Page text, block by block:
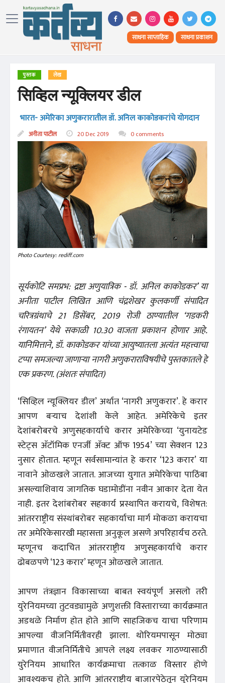
साधना साप्ताहिक साधना प्रकाशन
पुस्तक लेख
सिव्हिल न्यूक्लियर डील
भारत- अमेरिका अणुकरारातील डॉ. अनिल काकोडकरांचे योगदान
अनीता पाटील 20 Dec 2019 0 comments
Photo Courtesy: rediff.com
सूर्यकोटि समप्रभ: द्रष्टा अणुयात्रिक - डॉ. अनिल काकोडकर’ या
अनीता पाटील लिखित आणि चंद्रशेखर कुलकर्णी संपादित
चरित्रग्रंथाचे 21 डिसेंबर, 2019 रोजी ठाण्यातील ‘गडकरी
रंगायतन’ येथे सकाळी 10.30 वाजता प्रकाशन होणार आहे.
यानिमित्ताने, डॉ. काकोडकर यांच्या आयुष्यातला अत्यंत महत्त्वाचा
टप्पा समजल्या जाणाऱ्या नागरी अणुकराराविषयीचे पुस्तकातले हे
एक प्रकरण. (अंशतः संपादित)
‘सिव्हिल न्यूक्लियर डील’ अर्थात ‘नागरी अणुकरार’. हे करार
आपण बऱ्याच देशांशी केले आहेत. अमेरिकेचे इतर
देशांबरोबरचे अणुसहकार्याचे करार अमेरिकेच्या ‘युनायटेड
स्टेट्स अ‍ॅटॉमिक एनर्जी अ‍ॅक्ट ऑफ 1954’ च्या सेक्शन 123
नुसार होतात. म्हणून सर्वसामान्यांत हे करार ‘123 करार’ या
नावाने ओळखले जातात. आजच्या युगात अमेरिकेचा पाठिंबा
असल्याशिवाय जागतिक घडामोडींना नवीन आकार देता येत
नाही. इतर देशांबरोबर सहकार्य प्रस्थापित करायचे, विशेषत:
आंतरराष्ट्रीय संस्थांबरोबर सहकार्याचा मार्ग मोकळा करायचा
तर अमेरिकेसारखी महासत्ता अनुकूल असणे अपरिहार्यच ठरते.
म्हणूनच कदाचित आंतरराष्ट्रीय अणुसहकार्याचे करार
ढोबळपणे ‘123 करार’ म्हणून ओळखले जातात.
आपण तंत्रज्ञान विकासाच्या बाबत स्वयंपूर्ण असलो तरी
युरेनियमच्या तुटवड्यामुळे अणुशक्ती विस्ताराच्या कार्यक्रमात
अडथळे निर्माण होत होते आणि साहजिकच याचा परिणाम
आपल्या वीजनिर्मितीवरही झाला. थोरियमपासून मोठ्या
प्रमाणात वीजनिर्मितीचे आपले लक्ष्य लवकर गाठण्यासाठी
युरेनियम आधारित कार्यक्रमाचा तत्काळ विस्तार होणे
आवश्यकच होते. आणि आंतरराष्ट्रीय बाजारपेठेतून युरेनियम